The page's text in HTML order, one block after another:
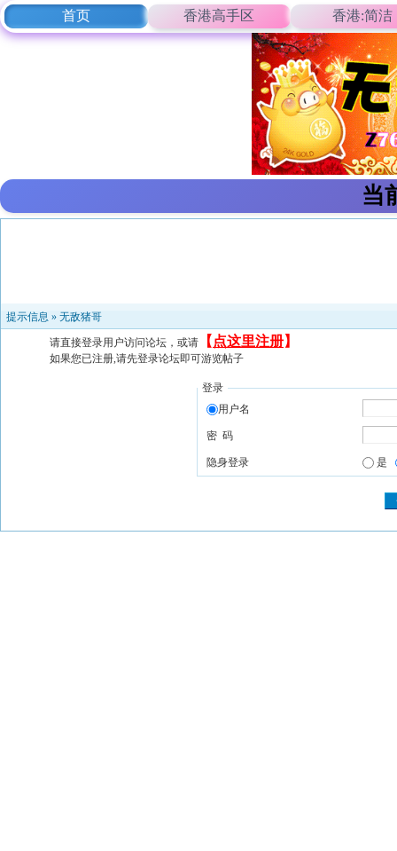
首页 香港高手区 香港:简洁
当
提示信息 » 无敌猪哥
请直接登录用户访问论坛，或请 【 点这里注册】
如果您已注册,请先登录论坛即可游览帖子
登录
用户名
密 码
隐身登录 是